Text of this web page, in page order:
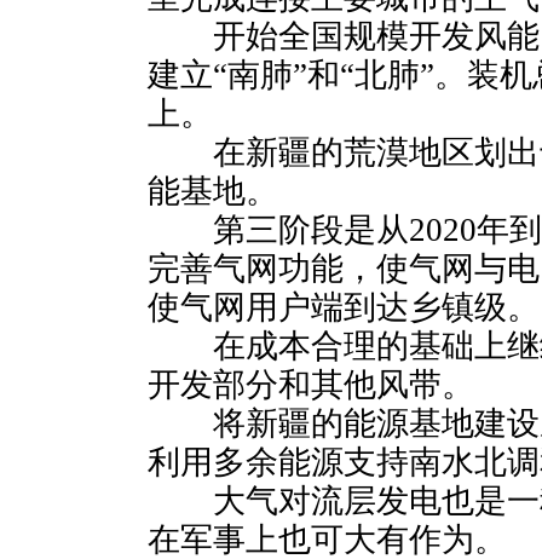
开始全国规模开发风能
建立“南肺”和“北肺”。装
上。
在新疆的荒漠地区划出
能基地。
第三阶段是从2020年到
完善气网功能，使气网与
使气网用户端到达乡镇级。
在成本合理的基础上继
开发部分和其他风带。
将新疆的能源基地建设
利用多余能源支持南水北
大气对流层发电也是一
在军事上也可大有作为。